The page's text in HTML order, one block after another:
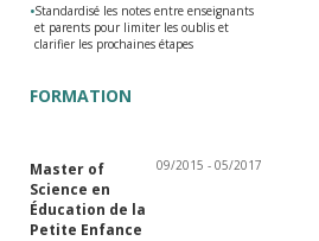
•Standardisé les notes entre enseignants
et parents pour limiter les oublis et
clarifier les prochaines étapes
FORMATION
Master of
Science en
Éducation de la
Petite Enfance
09/2015 - 05/2017